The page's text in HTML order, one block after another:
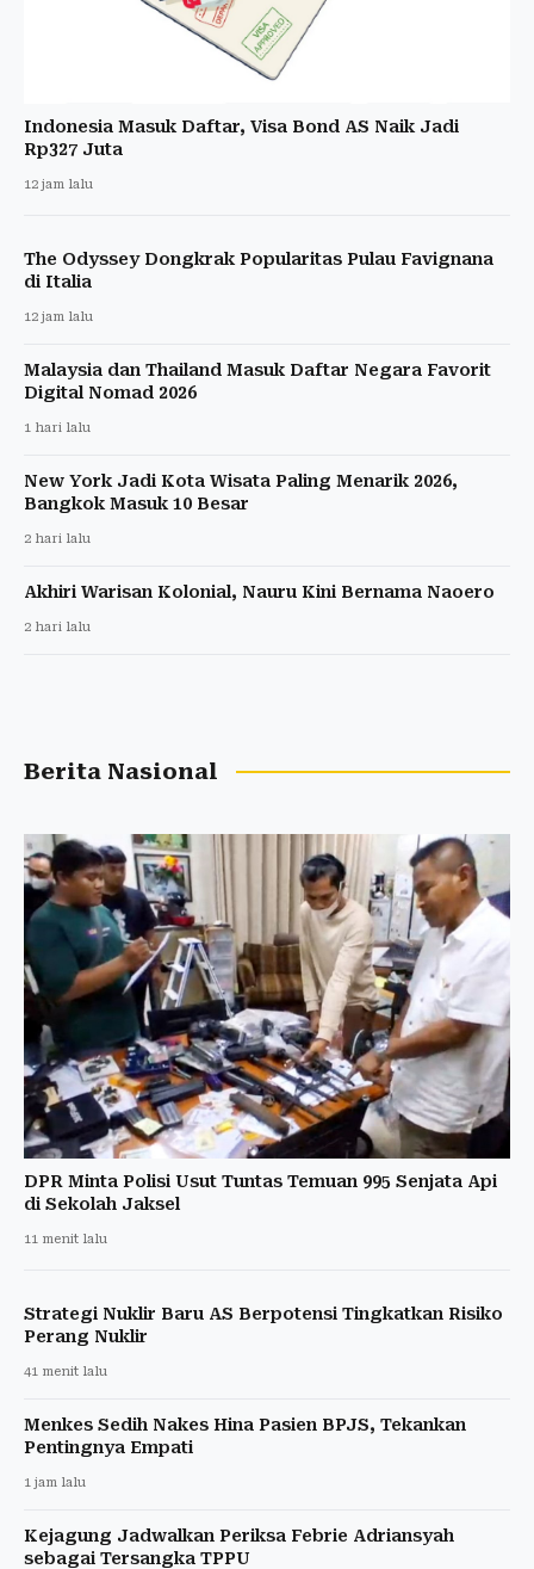
Indonesia Masuk Daftar, Visa Bond AS Naik Jadi
Rp327 Juta
12 jam lalu
The Odyssey Dongkrak Popularitas Pulau Favignana
di Italia
12 jam lalu
Malaysia dan Thailand Masuk Daftar Negara Favorit
Digital Nomad 2026
1 hari lalu
New York Jadi Kota Wisata Paling Menarik 2026,
Bangkok Masuk 10 Besar
2 hari lalu
Akhiri Warisan Kolonial, Nauru Kini Bernama Naoero
2 hari lalu
Berita Nasional
DPR Minta Polisi Usut Tuntas Temuan 995 Senjata Api
di Sekolah Jaksel
11 menit lalu
Strategi Nuklir Baru AS Berpotensi Tingkatkan Risiko
Perang Nuklir
41 menit lalu
Menkes Sedih Nakes Hina Pasien BPJS, Tekankan
Pentingnya Empati
1 jam lalu
Kejagung Jadwalkan Periksa Febrie Adriansyah
sebagai Tersangka TPPU